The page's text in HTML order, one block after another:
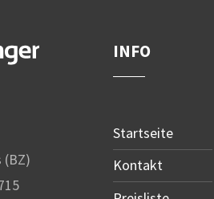
(BZ)
INFO
Startseite
Kontakt